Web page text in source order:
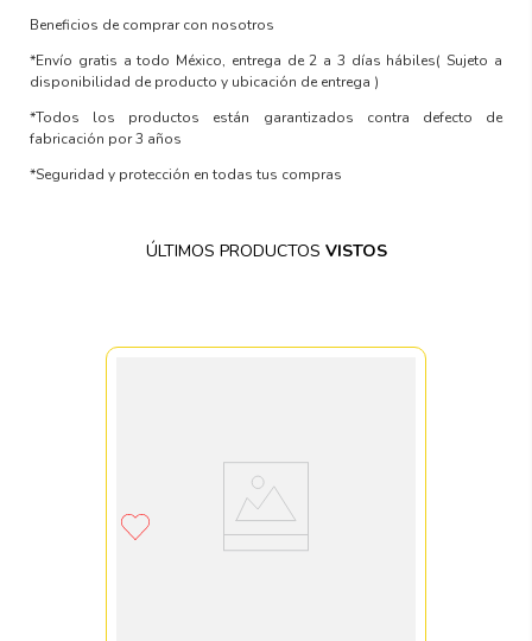
Beneficios de comprar con nosotros
*Envío gratis a todo México, entrega de 2 a 3 días hábiles( Sujeto a
disponibilidad de producto y ubicación de entrega )
*Todos los productos están garantizados contra defecto de
fabricación por 3 años
*Seguridad y protección en todas tus compras
ÚLTIMOS PRODUCTOS VISTOS